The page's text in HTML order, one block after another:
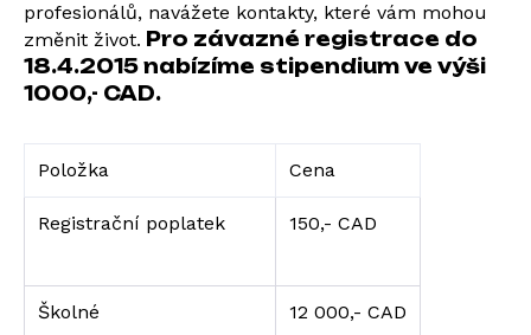
profesionálů, navážete kontakty, které vám mohou
změnit život. Pro závazné registrace do
18.4.2015 nabízíme stipendium ve výši
1000,- CAD.
Položka Cena
Registrační poplatek 150,- CAD
Školné 12 000,- CAD